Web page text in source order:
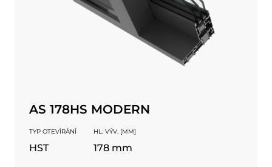
AS 178HS MODERN
TYP OTEVÍRÁNÍ
HST
HL. VÝV. [MM]
178 mm